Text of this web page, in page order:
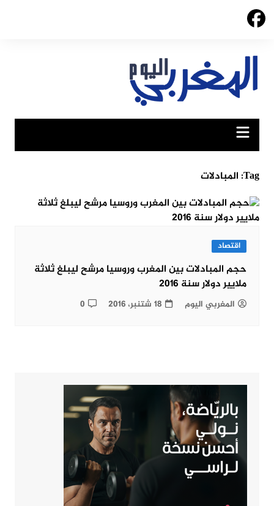
Skip
Tag: المبادلات
اقتصاد
حجم المبادلات بين المغرب وروسيا مرشح ليبلغ ثلاثة
ملايير دولار سنة 2016
المغربي اليوم 18 شتنبر، 2016 0